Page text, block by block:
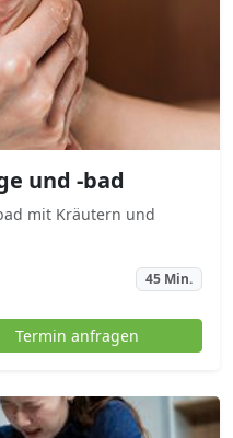
und -bad
mit Kräutern und
45 Min.
Termin anfragen